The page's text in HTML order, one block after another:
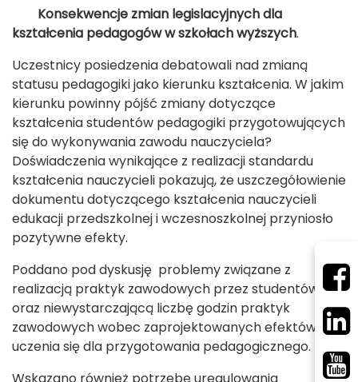
Konsekwencje zmian legislacyjnych dla
kształcenia pedagogów w szkołach wyższych.
Uczestnicy posiedzenia debatowali nad zmianą
statusu pedagogiki jako kierunku kształcenia. W jakim
kierunku powinny pójść zmiany dotyczące
kształcenia studentów pedagogiki przygotowujących
się do wykonywania zawodu nauczyciela?
Doświadczenia wynikające z realizacji standardu
kształcenia nauczycieli pokazują, że uszczegółowienie
dokumentu dotyczącego kształcenia nauczycieli
edukacji przedszkolnej i wczesnoszkolnej przyniosło
pozytywne efekty.
Poddano pod dyskusję problemy związane z
realizacją praktyk zawodowych przez studentów
oraz niewystarczającą liczbę godzin praktyk
zawodowych wobec zaprojektowanych efektów
uczenia się dla przygotowania pedagogicznego.